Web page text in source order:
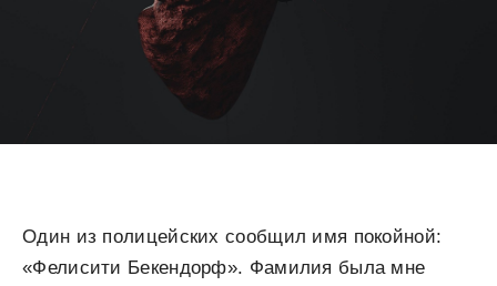
Один из полицейских сообщил имя покойной:
«Фелисити Бекендорф». Фамилия была мне